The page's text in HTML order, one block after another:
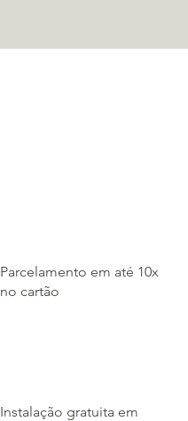
Parcelamento em até 10x
no cartão
Instalação gratuita em